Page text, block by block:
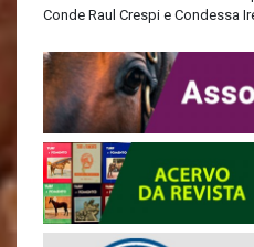
Conde Raul Crespi e Condessa